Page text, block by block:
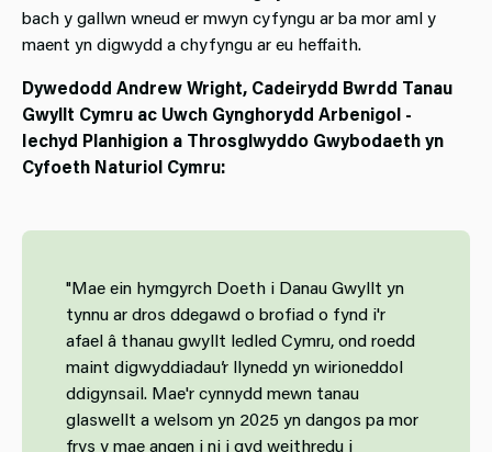
bach y gallwn wneud er mwyn cyfyngu ar ba mor aml y
maent yn digwydd a chyfyngu ar eu heffaith.
Dywedodd Andrew Wright, Cadeirydd Bwrdd Tanau
Gwyllt Cymru ac Uwch Gynghorydd Arbenigol -
Iechyd Planhigion a Throsglwyddo Gwybodaeth yn
Cyfoeth Naturiol Cymru:
"Mae ein hymgyrch Doeth i Danau Gwyllt yn
tynnu ar dros ddegawd o brofiad o fynd i'r
afael â thanau gwyllt ledled Cymru, ond roedd
maint digwyddiadau’r llynedd yn wirioneddol
ddigynsail. Mae'r cynnydd mewn tanau
glaswellt a welsom yn 2025 yn dangos pa mor
frys y mae angen i ni i gyd weithredu i